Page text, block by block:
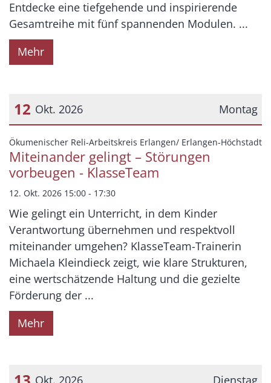
Entdecke eine tiefgehende und inspirierende
Gesamtreihe mit fünf spannenden Modulen. ...
Mehr
Montag
12 Okt. 2026
Datum: 12. Oktober 2026
Ökumenischer Reli-Arbeitskreis Erlangen/ Erlangen-Höchstadt:
Miteinander gelingt – Störungen
vorbeugen - KlasseTeam
12. Okt. 2026 15:00 - 17:30
Wie gelingt ein Unterricht, in dem Kinder
Verantwortung übernehmen und respektvoll
miteinander umgehen? KlasseTeam-Trainerin
Michaela Kleindieck zeigt, wie klare Strukturen,
eine wertschätzende Haltung und die gezielte
Förderung der ...
Mehr
Dienstag
Okt. 2026